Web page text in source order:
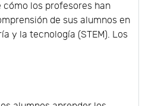
los profesores han
de sus alumnos en
y la tecnología (STEM). Los